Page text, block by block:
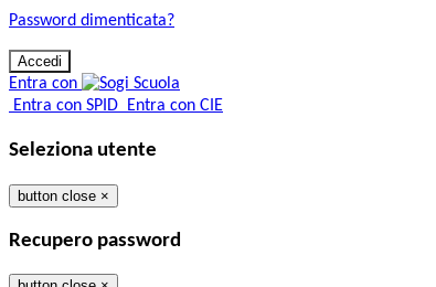
Password dimenticata?
Entra con
Entra con SPID Entra con CIE
Seleziona utente
button close ×
Recupero password